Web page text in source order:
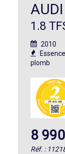
1.8
2010
plomb
8
Réf. :